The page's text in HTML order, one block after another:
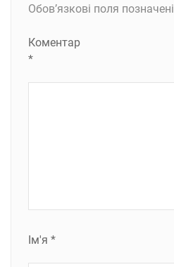
Обов’язкові поля позначені
Коментар
*
Ім'я *